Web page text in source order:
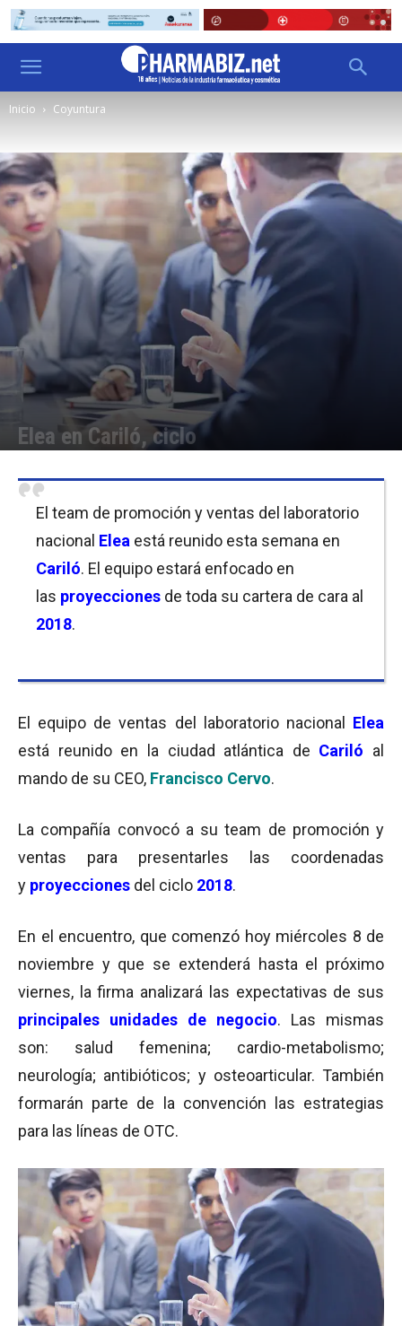
Inicio Coyuntura
Elea en Cariló, ciclo
El team de promoción y ventas del laboratorio
nacional Elea está reunido esta semana en
Cariló. El equipo estará enfocado en
las proyecciones de toda su cartera de cara al
2018.
El equipo de ventas del laboratorio nacional Elea
está reunido en la ciudad atlántica de Cariló al
mando de su CEO, Francisco Cervo.
La compañía convocó a su team de promoción y
ventas para presentarles las coordenadas
y proyecciones del ciclo 2018.
En el encuentro, que comenzó hoy miércoles 8 de
noviembre y que se extenderá hasta el próximo
viernes, la firma analizará las expectativas de sus
principales unidades de negocio. Las mismas
son: salud femenina; cardio-metabolismo;
neurología; antibióticos; y osteoarticular. También
formarán parte de la convención las estrategias
para las líneas de OTC.